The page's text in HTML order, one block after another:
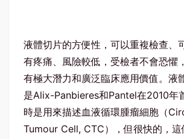
液體切片的方便性，可以重複檢查、
有疼痛、風險較低，受檢者不會恐懼
有極大潛力和廣泛臨床應用價值。液
是Alix-Panbieres和Pantel在2010年
時是用來描述血液循環腫瘤細胞（
Tumour Cell, CTC），但很快的，這